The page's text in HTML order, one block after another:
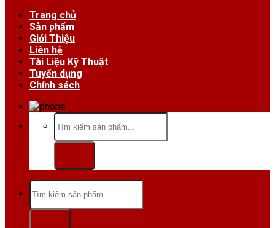
Trang chủ
Sản phẩm
Giới Thiệu
Liên hệ
Tài Liệu Kỹ Thuật
Tuyển dụng
Chính sách
Tìm
kiếm:
Tìm
kiếm: